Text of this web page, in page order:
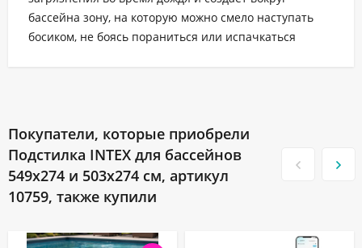
бассейна зону, на которую можно смело наступать
босиком, не боясь пораниться или испачкаться
Покупатели, которые приобрели
Подстилка INTEX для бассейнов
549x274 и 503x274 см, артикул
10759, также купили